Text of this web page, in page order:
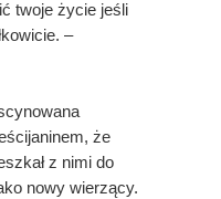
twoje życie jeśli
–
że
z nimi do
nowy wierzący.